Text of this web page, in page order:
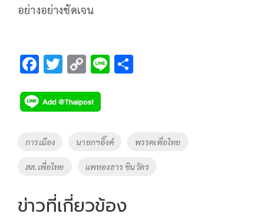
อย่างอย่างชัดเจน
F
e
b
o
o
k
T
tt
er
C
p
y
Li
k
Li
Tags
การเมือง นายกฯอิ๊งค์ พรรคเพื่อไทย
สส.เพื่อไทย แพทองธาร ชินวัตร
ข่าวที่เกี่ยวข้อง